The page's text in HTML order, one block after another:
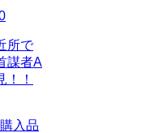
所で
謀者A
！
入品